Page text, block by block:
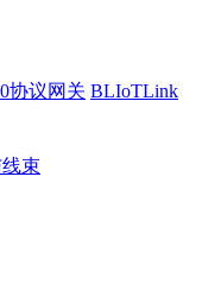
协议网关 BLIoTLink
束